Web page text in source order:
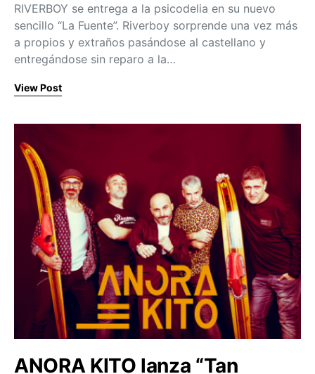
RIVERBOY se entrega a la psicodelia en su nuevo
sencillo “La Fuente”. Riverboy sorprende una vez más
a propios y extraños pasándose al castellano y
entregándose sin reparo a la…
View Post
ANORA KITO lanza “Tan